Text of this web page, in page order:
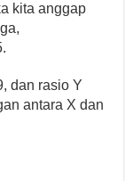
kita anggap
dan rasio Y
antara X dan